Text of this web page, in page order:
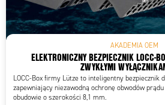
AKADEMIA OEM
ELEKTRONICZNY BEZPIECZNIK LOCC-
ZWYKŁYMI
LOCC-Box firmy Lütze to inteligentny bezpiecznik
zapewniający niezawodną ochronę obwodów
obudowie o szerokości 8,1 mm.